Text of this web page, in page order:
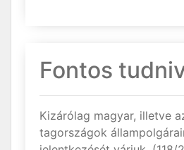
Fontos
Kizárólag magyar, illetve
tagországok